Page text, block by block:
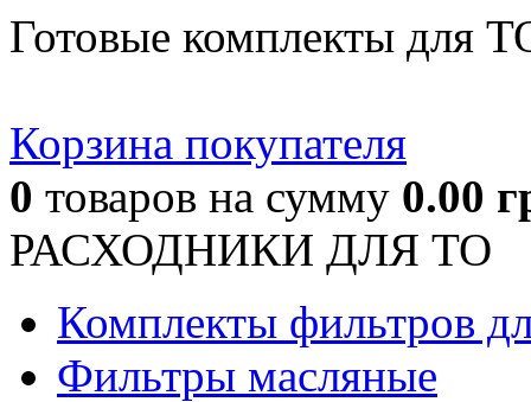
Готовые комплекты для
Корзина покупателя
0 товаров на сумму 0.00
РАСХОДНИКИ ДЛЯ ТО
Комплекты фильтров
Фильтры масляные